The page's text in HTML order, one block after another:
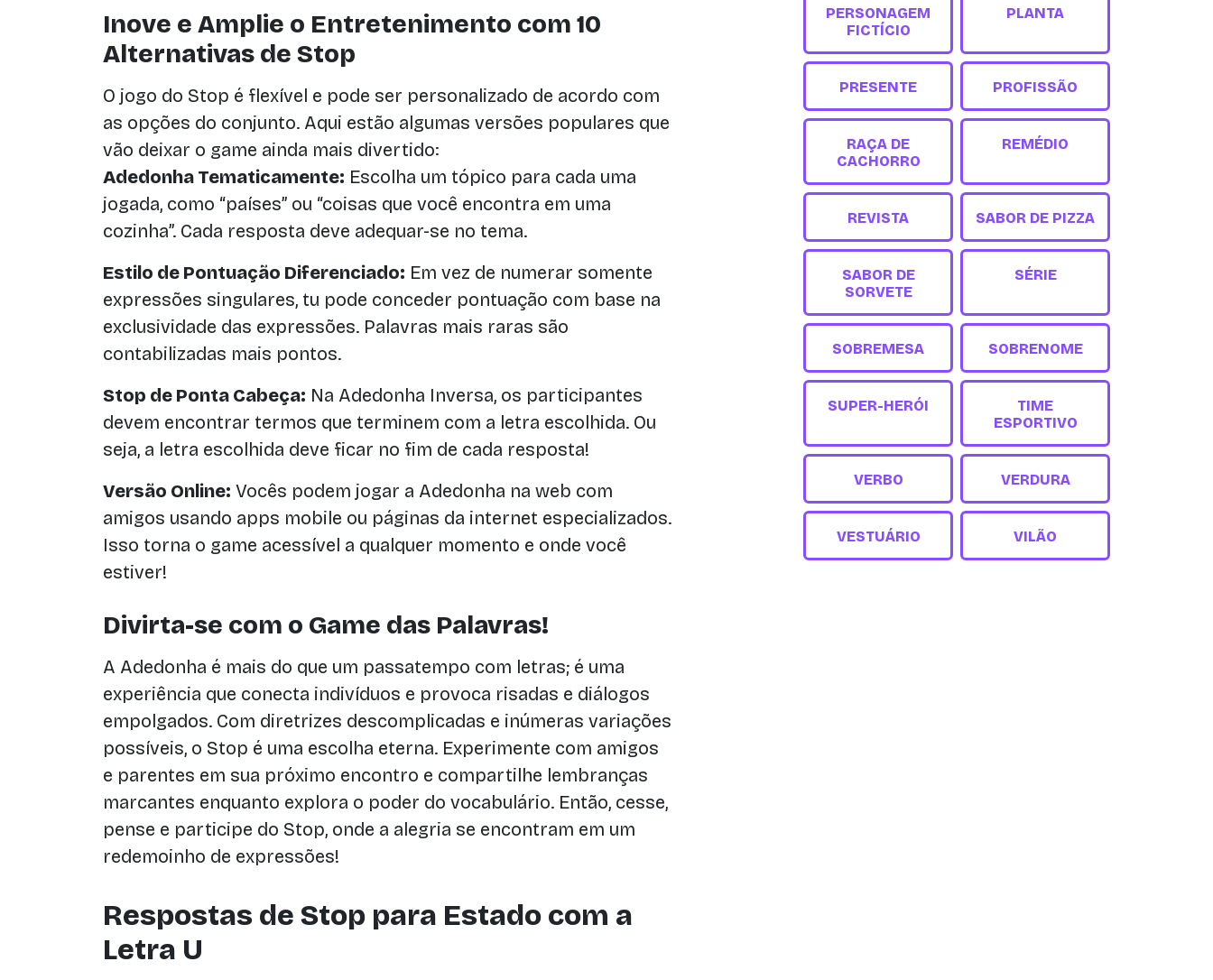
Inove e Amplie o Entretenimento com 10
Alternativas de Stop
O jogo do Stop é flexível e pode ser personalizado de acordo com
as opções do conjunto. Aqui estão algumas versões populares que
vão deixar o game ainda mais divertido:
Adedonha Tematicamente: Escolha um tópico para cada uma
jogada, como “países” ou “coisas que você encontra em uma
cozinha”. Cada resposta deve adequar-se no tema.
Estilo de Pontuação Diferenciado: Em vez de numerar somente
expressões singulares, tu pode conceder pontuação com base na
exclusividade das expressões. Palavras mais raras são
contabilizadas mais pontos.
Stop de Ponta Cabeça: Na Adedonha Inversa, os participantes
devem encontrar termos que terminem com a letra escolhida. Ou
seja, a letra escolhida deve ficar no fim de cada resposta!
Versão Online: Vocês podem jogar a Adedonha na web com
amigos usando apps mobile ou páginas da internet especializados.
Isso torna o game acessível a qualquer momento e onde você
estiver!
Divirta-se com o Game das Palavras!
A Adedonha é mais do que um passatempo com letras; é uma
experiência que conecta indivíduos e provoca risadas e diálogos
empolgados. Com diretrizes descomplicadas e inúmeras variações
possíveis, o Stop é uma escolha eterna. Experimente com amigos
e parentes em sua próximo encontro e compartilhe lembranças
marcantes enquanto explora o poder do vocabulário. Então, cesse,
pense e participe do Stop, onde a alegria se encontram em um
redemoinho de expressões!
Respostas de Stop para Estado com a
Letra U
PERSONAGEM
FICTÍCIO
PLANTA
PRESENTE PROFISSÃO
RAÇA DE
CACHORRO
REMÉDIO
REVISTA SABOR DE PIZZA
SABOR DE
SORVETE
SÉRIE
SOBREMESA SOBRENOME
SUPER-HERÓI
TIME
ESPORTIVO
VERBO VERDURA
VESTUÁRIO VILÃO